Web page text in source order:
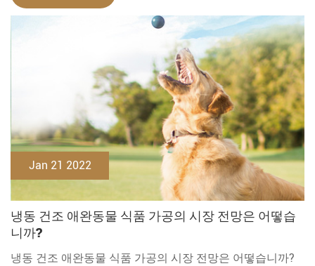
Jan 21 2022
냉동 건조 애완동물 식품 가공의 시장 전망은 어떻습
니까?
냉동 건조 애완동물 식품 가공의 시장 전망은 어떻습니까?